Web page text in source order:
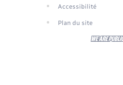
Traduction du
Accessibilité
Plan du site